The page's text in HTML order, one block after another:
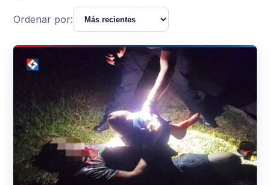
Ordenar por: